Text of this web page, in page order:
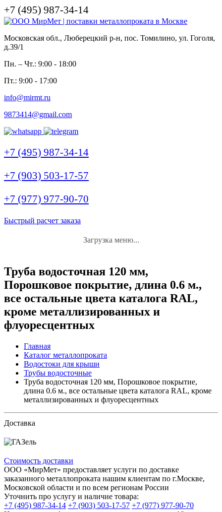
+7 (495) 987-34-14
Московская обл., Люберецкий р-н, пос. Томилино, ул. Гоголя,
д.39/1
Пн. – Чт.: 9:00 - 18:00
Пт.: 9:00 - 17:00
info@mirmt.ru
9873414@gmail.com
+7 (495) 987-34-14
+7 (903) 503-17-57
+7 (977) 977-90-70
Быстрый расчет заказа
Загрузка меню...
Труба водосточная 120 мм,
Порошковое покрытие, длина 0.6 м.,
все остальные цвета каталога RAL,
кроме металлизированных и
флуоресцентных
Главная
Каталог металлопроката
Водостоки для крыши
Трубы водосточные
Труба водосточная 120 мм, Порошковое покрытие,
длина 0.6 м., все остальные цвета каталога RAL, кроме
металлизированных и флуоресцентных
Доставка
Стоимость доставки
ООО «МирМет» предоставляет услуги по доставке
заказанного металлопроката нашим клиентам по г.Москве,
Московской области и по всем регионам России
Уточнить про услугу и наличие товара:
+7 (495) 987-34-14 +7 (903) 503-17-57 +7 (977) 977-90-70